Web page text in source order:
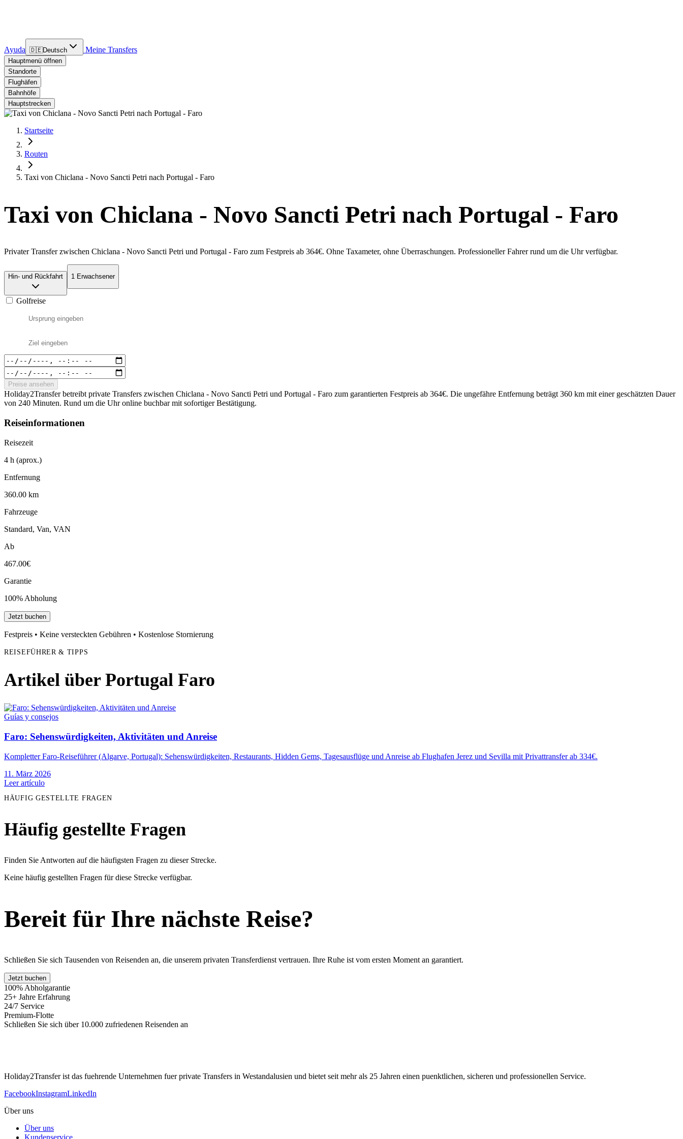
Ayuda 🇩🇪Deutsch Meine Transfers
Hauptmenü öffnen
Standorte
Flughäfen
Bahnhöfe
Hauptstrecken
Startseite
Routen
Taxi von Chiclana - Novo Sancti Petri nach Portugal - Faro
Taxi von Chiclana - Novo Sancti Petri nach Portugal - Faro
Privater Transfer zwischen Chiclana - Novo Sancti Petri und Portugal - Faro zum Festpreis ab 364€. Ohne Taxameter, ohne Überraschungen. Professioneller Fahrer rund um die Uhr verfügbar.
Hin- und Rückfahrt 1 Erwachsener
Golfreise
Preise ansehen
Holiday2Transfer betreibt private Transfers zwischen Chiclana - Novo Sancti Petri und Portugal - Faro zum garantierten Festpreis ab 364€. Die ungefähre Entfernung beträgt 360 km mit einer geschätzten Dauer
von 240 Minuten. Rund um die Uhr online buchbar mit sofortiger Bestätigung.
Reiseinformationen
Reisezeit
4 h (aprox.)
Entfernung
360.00 km
Fahrzeuge
Standard, Van, VAN
Ab
467.00€
Garantie
100% Abholung
Jetzt buchen
Festpreis • Keine versteckten Gebühren • Kostenlose Stornierung
REISEFÜHRER & TIPPS
Artikel über Portugal Faro
Guías y consejos
Faro: Sehenswürdigkeiten, Aktivitäten und Anreise
Kompletter Faro-Reiseführer (Algarve, Portugal): Sehenswürdigkeiten, Restaurants, Hidden Gems, Tagesausflüge und Anreise ab Flughafen Jerez und Sevilla mit Privattransfer ab 334€.
11. März 2026
Leer artículo
HÄUFIG GESTELLTE FRAGEN
Häufig gestellte Fragen
Finden Sie Antworten auf die häufigsten Fragen zu dieser Strecke.
Keine häufig gestellten Fragen für diese Strecke verfügbar.
Bereit für Ihre nächste Reise?
Schließen Sie sich Tausenden von Reisenden an, die unserem privaten Transferdienst vertrauen. Ihre Ruhe ist vom ersten Moment an garantiert.
Jetzt buchen
100% Abholgarantie
25+ Jahre Erfahrung
24/7 Service
Premium-Flotte
Schließen Sie sich über 10.000 zufriedenen Reisenden an
Holiday2Transfer ist das fuehrende Unternehmen fuer private Transfers in Westandalusien und bietet seit mehr als 25 Jahren einen puenktlichen, sicheren und professionellen Service.
FacebookInstagramLinkedIn
Über uns
Über uns